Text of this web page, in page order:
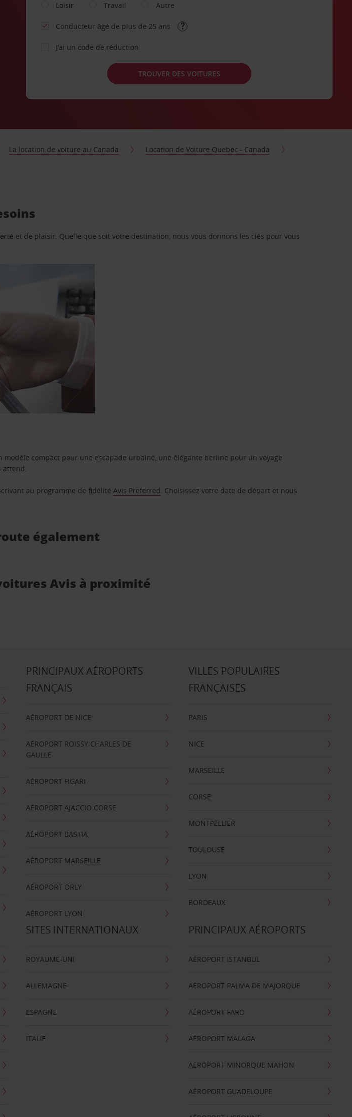
Loisir
Travail Autre
Conducteur âgé de plus de 25 ans
J’ai un code de réduction
TROUVER DES VOITURES
La location de voiture au Canada
Location de Voiture Quebec - Canada
et de plaisir. Quelle que soit votre destination, nous vous donnons les clés pour vous
compact pour une escapade urbaine, une élégante berline pour un voyage
attend.
au programme de fidélitéAvis Preferred. Choisissez votre date de départ et nous
également
Avis à proximité
PRINCIPAUX AÉROPORTS
FRANÇAIS
AÉROPORT DE NICE
AÉROPORT ROISSY CHARLES DE
GAULLE
AÉROPORT FIGARI
AÉROPORT AJACCIO CORSE
AÉROPORT BASTIA
AÉROPORT MARSEILLE
AÉROPORT ORLY
AÉROPORT LYON
VILLES POPULAIRES
FRANÇAISES
PARIS
NICE
MARSEILLE
CORSE
MONTPELLIER
TOULOUSE
LYON
BORDEAUX
SITES INTERNATIONAUX
ROYAUME-UNI
ALLEMAGNE
ESPAGNE
ITALIE
PRINCIPAUX AÉROPORTS
AÉROPORT ISTANBUL
AÉROPORT PALMA DE MAJORQUE
AÉROPORT FARO
AÉROPORT MALAGA
AÉROPORT MINORQUE MAHON
AÉROPORT GUADELOUPE